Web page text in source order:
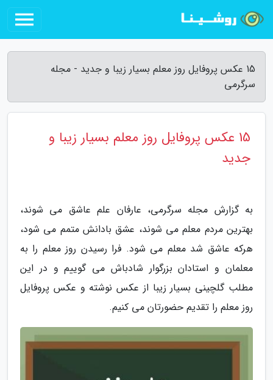
15 عکس پروفایل روز معلم بسیار زیبا و جدید - مجله
سرگرمی
15 عکس پروفایل روز معلم بسیار زیبا و
جدید
به گزارش مجله سرگرمی، عارفان علم عاشق می شوند،
بهترین مردم معلم می شوند، عشق بادانش متمم می شود،
هرکه عاشق شد معلم می شود. فرا رسیدن روز معلم را به
معلمان و استادان بزرگوار شادباش می گوییم و در این
مطلب گلچینی بسیار زیبا از عکس نوشته و عکس پروفایل
روز معلم را تقدیم حضورتان می کنیم.